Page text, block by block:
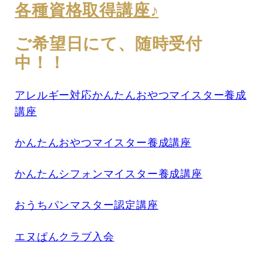
各種資格取得講座♪
ご希望日にて、随時受付
中！！
アレルギー対応かんたんおやつマイスター養成
講座
かんたんおやつマイスター養成講座
かんたんシフォンマイスター養成講座
おうちパンマスター認定講座
エヌぱんクラブ入会